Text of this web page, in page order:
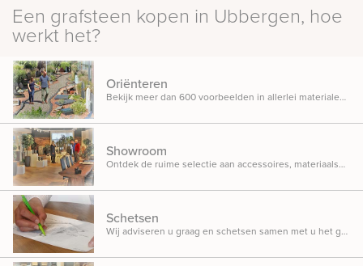
ontwerpen dan een bestaande steen te restaureren.
de vergunning.
Een grafsteen kopen in Ubbergen, hoe
werkt het?
Oriënteren
Bekijk meer dan 600 voorbeelden in allerlei materialen, ontwerpen en designs opgesteld in onze inspiratietuin.
Showroom
Ontdek de ruime selectie aan accessoires, materiaalsoorten en beletteringsmogelijkheden.
Schetsen
Wij adviseren u graag en schetsen samen met u het gedenkteken dat u in gedachten heeft.